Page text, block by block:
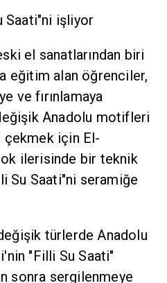
Saati"ni işliyor
el sanatlarından biri
eğitim alan öğrenciler,
ve fırınlamaya
Anadolu motifleri
çekmek için El-
ilerisinde bir teknik
Su Saati"ni seramiğe
türlerde Anadolu
"Filli Su Saati"
sonra sergilenmeye